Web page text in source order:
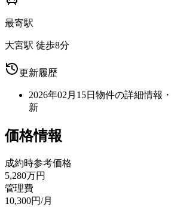
最寄駅
大宮駅 徒歩8分
更新履歴
2026年02月15日 物件の詳細情報
新
価格情報
成約時参考価格
5,280万円
管理費
10,300円/月